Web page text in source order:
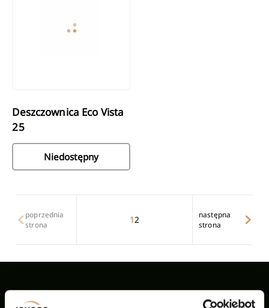
Deszczownica Eco Vista
25
Niedostępny
poprzednia
strona
12
następna
strona